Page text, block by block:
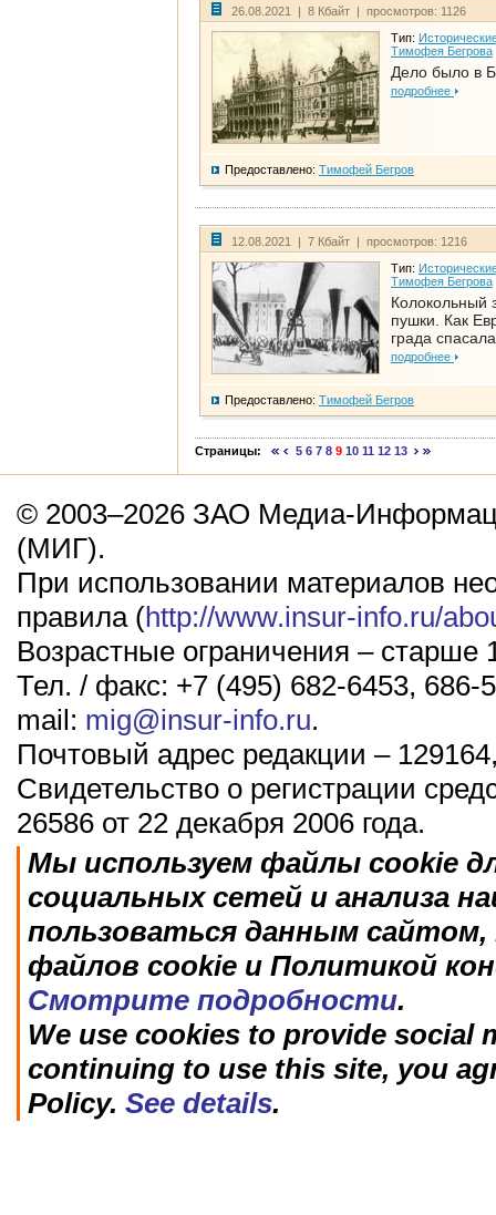
26.08.2021 | 8 Кбайт | просмотров: 1126
Тип:
Тимофея Бегрова
Дело было в
подробнее
Предоставлено: Тимофей Бегров
12.08.2021 | 7 Кбайт | просмотров: 1216
Тип:
Тимофея Бегрова
Колокольный
пушки. Как
града
подробнее
Предоставлено: Тимофей Бегров
Страницы: 5 6 7 8 9 10 11 12 13
© 2003–2026 ЗАО Медиа-
(МИГ).
При использовании материалов
правила (http://www.insur-info.ru/
Возрастные ограничения – старше
Тел. / факс: +7 (495) 682-6453, 686-
mail: mig@insur-info.ru.
Почтовый адрес редакции –
Свидетельство о регистрации
26586 от 22 декабря 2006 года.
Мы используем файлы cookie
социальных сетей и анализа
пользоваться данным
файлов cookie и Политикой
Смотрите подробности.
We use cookies to provide social
continuing to use this site, you
Policy. See details.